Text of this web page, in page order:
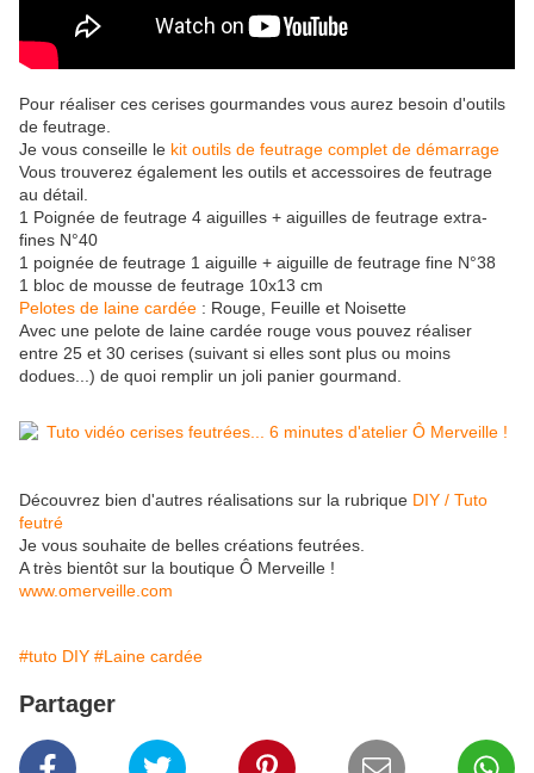
Pour réaliser ces cerises gourmandes vous aurez besoin d'outils
de feutrage.
Je vous conseille le kit outils de feutrage complet de démarrage
Vous trouverez également les outils et accessoires de feutrage
au détail.
1 Poignée de feutrage 4 aiguilles + aiguilles de feutrage extra-
fines N°40
1 poignée de feutrage 1 aiguille + aiguille de feutrage fine N°38
1 bloc de mousse de feutrage 10x13 cm
Pelotes de laine cardée : Rouge, Feuille et Noisette
Avec une pelote de laine cardée rouge vous pouvez réaliser
entre 25 et 30 cerises (suivant si elles sont plus ou moins
dodues...) de quoi remplir un joli panier gourmand.
Découvrez bien d'autres réalisations sur la rubrique DIY / Tuto
feutré
Je vous souhaite de belles créations feutrées.
A très bientôt sur la boutique Ô Merveille !
www.omerveille.com
#tuto DIY #Laine cardée
Partager